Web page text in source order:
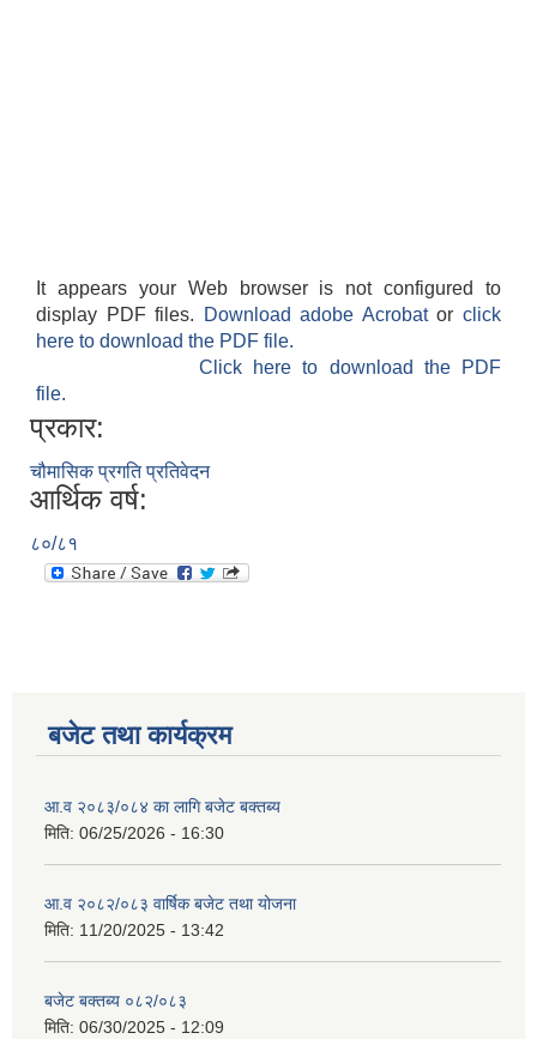
It appears your Web browser is not configured to
display PDF files.
Download adobe Acrobatorclick
here to download the PDF file.
Click here to download the PDF
file.
प्रकार:
चौमासिक प्रगति प्रतिवेदन
आर्थिक वर्ष:
८०/८१
बजेट तथा कार्यक्रम
आ.व २०८३/०८४ का लागि बजेट बक्तब्य
मिति: 06/25/2026 - 16:30
आ.व २०८२/०८३ वार्षिक बजेट तथा योजना
मिति: 11/20/2025 - 13:42
बजेट बक्तब्य ०८२/०८३
मिति: 06/30/2025 - 12:09